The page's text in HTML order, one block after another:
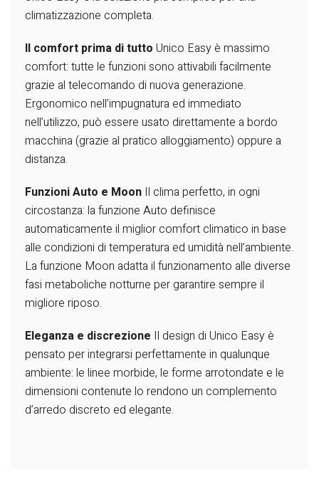
climatizzazione completa.
Il comfort prima di tutto Unico Easy è massimo
comfort: tutte le funzioni sono attivabili facilmente
grazie al telecomando di nuova generazione.
Ergonomico nell’impugnatura ed immediato
nell’utilizzo, può essere usato direttamente a bordo
macchina (grazie al pratico alloggiamento) oppure a
distanza.
Funzioni Auto e Moon Il clima perfetto, in ogni
circostanza: la funzione Auto definisce
automaticamente il miglior comfort climatico in base
alle condizioni di temperatura ed umidità nell’ambiente.
La funzione Moon adatta il funzionamento alle diverse
fasi metaboliche notturne per garantire sempre il
migliore riposo.
Eleganza e discrezione Il design di Unico Easy è
pensato perintegrarsi perfettamente in qualunque
ambiente: le linee morbide, le forme arrotondate e le
dimensioni contenute lo rendono un complemento
d’arredo discreto ed elegante.